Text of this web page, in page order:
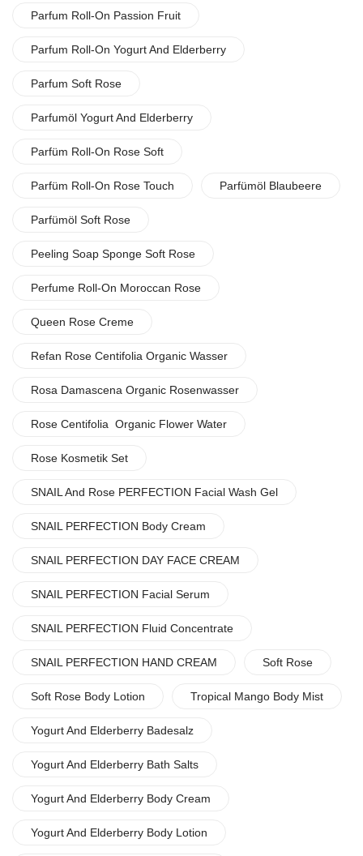
Parfum Roll-On Passion Fruit
Parfum Roll-On Yogurt And Elderberry
Parfum Soft Rose
Parfumöl Yogurt And Elderberry
Parfüm Roll-On Rose Soft
Parfüm Roll-On Rose Touch Parfümöl Blaubeere
Parfümöl Soft Rose
Peeling Soap Sponge Soft Rose
Perfume Roll-On Moroccan Rose
Queen Rose Creme
Refan Rose Centifolia Organic Wasser
Rosa Damascena Organic Rosenwasser
Rose Centifolia Organic Flower Water
Rose Kosmetik Set
SNAIL And Rose PERFECTION Facial Wash Gel
SNAIL PERFECTION Body Cream
SNAIL PERFECTION DAY FACE CREAM
SNAIL PERFECTION Facial Serum
SNAIL PERFECTION Fluid Concentrate
SNAIL PERFECTION HAND CREAM Soft Rose
Soft Rose Body Lotion Tropical Mango Body Mist
Yogurt And Elderberry Badesalz
Yogurt And Elderberry Bath Salts
Yogurt And Elderberry Body Cream
Yogurt And Elderberry Body Lotion